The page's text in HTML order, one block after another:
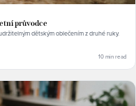
průvodce
dětským oblečením z druhé ruky.
10 min read